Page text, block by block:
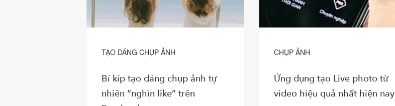
TẠO DÁNG CHỤP ẢNH
Bí kíp tạo dáng chụp ảnh tự
nhiên “nghìn like” trên
CHỤP ẢNH
Ứng dụng tạo Live photo từ
video hiệu quả nhất hiện nay